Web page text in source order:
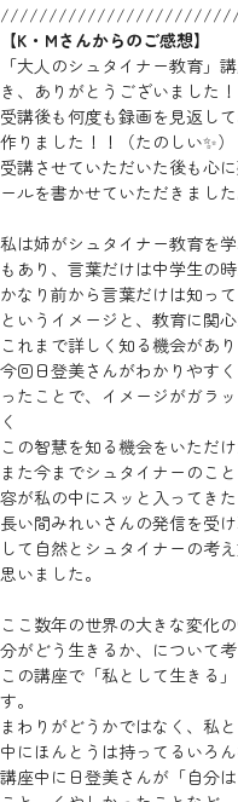
【K・Mさんからのご感想】
「大人のシュタイナー教育」
き、ありがとうございました！
受講後も何度も録画を見返し
作りました！！（たのしい✨）
受講させていただいた後も心
ールを書かせていただきました
私は姉がシュタイナー教育を
もあり、言葉だけは中学生の
かなり前から言葉だけは知っ
というイメージと、教育に関心
これまで詳しく知る機会があり
今回日登美さんがわかりやす
ったことで、イメージがガラ
く
この智慧を知る機会をいただ
また今までシュタイナーのこ
容が私の中にスッと入ってきた
長い間みれいさんの発信を受
して自然とシュタイナーの考
思いました。
ここ数年の世界の大きな変化
分がどう生きるか、について考
この講座で「私として生きる
す。
まわりがどうかではなく、私
中にほんとうは持ってるいろ
講座中に日登美さんが「自分